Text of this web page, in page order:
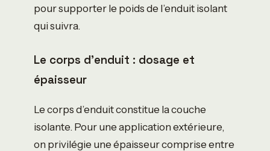
pour supporter le poids de l’enduit isolant
qui suivra.
Le corps d’enduit : dosage et
épaisseur
Le corps d’enduit constitue la couche
isolante. Pour une application extérieure,
on privilégie une épaisseur comprise entre